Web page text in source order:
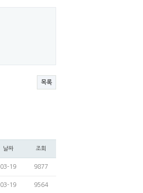
목록
날짜 조회
03-19 9877
03-19 9564